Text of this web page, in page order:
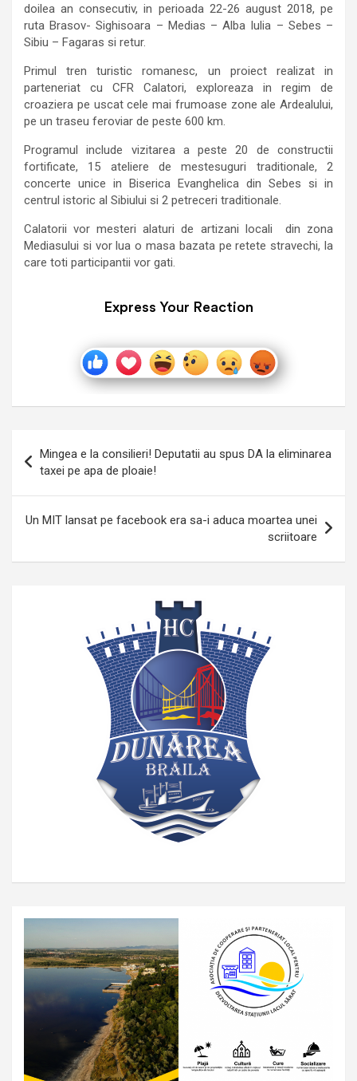
doilea an consecutiv, in perioada 22-26 august 2018, pe
ruta Brasov- Sighisoara – Medias – Alba Iulia – Sebes –
Sibiu – Fagaras si retur.
Primul tren turistic romanesc, un proiect realizat in
parteneriat cu CFR Calatori, exploreaza in regim de
croaziera pe uscat cele mai frumoase zone ale Ardealului,
pe un traseu feroviar de peste 600 km.
Programul include vizitarea a peste 20 de constructii
fortificate, 15 ateliere de mestesuguri traditionale, 2
concerte unice in Biserica Evanghelica din Sebes si in
centrul istoric al Sibiului si 2 petreceri traditionale.
Calatorii vor mesteri alaturi de artizani locali din zona
Mediasului si vor lua o masa bazata pe retete stravechi, la
care toti participantii vor gati.
Express Your Reaction
în
articole
Mingea e la consilieri! Deputatii au spus DA la eliminarea
taxei pe apa de ploaie!
Un MIT lansat pe facebook era sa-i aduca moartea unei
scriitoare